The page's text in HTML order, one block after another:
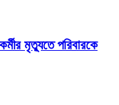
মৃত্যুতে পরিবারকে